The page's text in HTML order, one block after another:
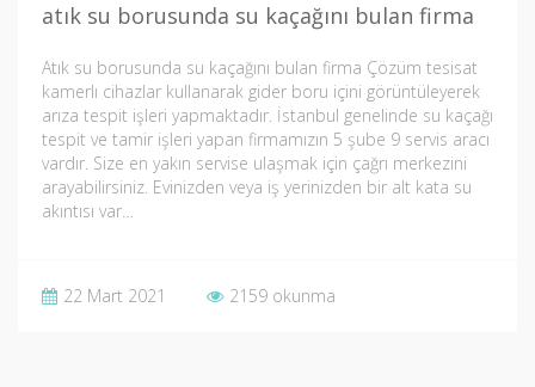
atık su borusunda su kaçağını bulan firma
Atık su borusunda su kaçağını bulan firma Çözüm tesisat
kamerlı cihazlar kullanarak gider boru içini görüntüleyerek
arıza tespit işleri yapmaktadır. İstanbul genelinde su kaçağı
tespit ve tamir işleri yapan firmamızın 5 şube 9 servis aracı
vardır. Size en yakın servise ulaşmak için çağrı merkezini
arayabilirsiniz. Evinizden veya iş yerinizden bir alt kata su
akıntısı var…
22 Mart 2021 2159 okunma